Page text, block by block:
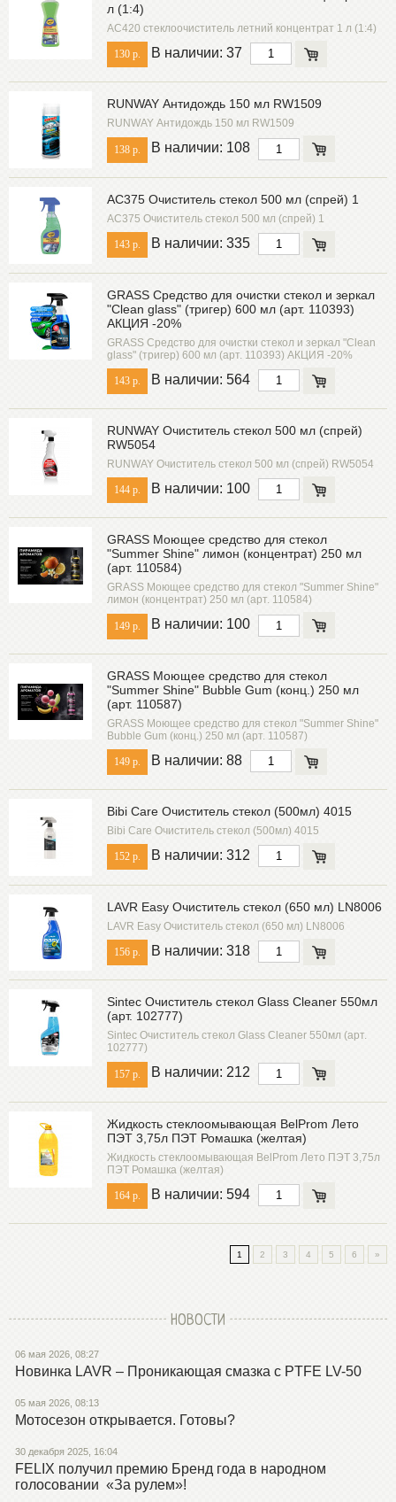
л (1:4)
AC420 стеклоочиститель летний концентрат 1 л (1:4)
130 р. В наличии: 37
RUNWAY Антидождь 150 мл RW1509
RUNWAY Антидождь 150 мл RW1509
138 р. В наличии: 108
AC375 Очиститель стекол 500 мл (спрей) 1
AC375 Очиститель стекол 500 мл (спрей) 1
143 р. В наличии: 335
GRASS Средство для очистки стекол и зеркал
"Clean glass" (тригер) 600 мл (арт. 110393)
АКЦИЯ -20%
GRASS Средство для очистки стекол и зеркал "Clean
glass" (тригер) 600 мл (арт. 110393) АКЦИЯ -20%
143 р. В наличии: 564
RUNWAY Очиститель стекол 500 мл (спрей)
RW5054
RUNWAY Очиститель стекол 500 мл (спрей) RW5054
144 р. В наличии: 100
GRASS Моющее средство для стекол
"Summer Shine" лимон (концентрат) 250 мл
(арт. 110584)
GRASS Моющее средство для стекол "Summer Shine"
лимон (концентрат) 250 мл (арт. 110584)
149 р. В наличии: 100
GRASS Моющее средство для стекол
"Summer Shine" Bubble Gum (конц.) 250 мл
(арт. 110587)
GRASS Моющее средство для стекол "Summer Shine"
Bubble Gum (конц.) 250 мл (арт. 110587)
149 р. В наличии: 88
Bibi Care Очиститель стекол (500мл) 4015
Bibi Care Очиститель стекол (500мл) 4015
152 р. В наличии: 312
LAVR Easy Очиститель стекол (650 мл) LN8006
LAVR Easy Очиститель стекол (650 мл) LN8006
156 р. В наличии: 318
Sintec Очиститель стекол Glass Cleaner 550мл
(арт. 102777)
Sintec Очиститель стекол Glass Cleaner 550мл (арт.
102777)
157 р. В наличии: 212
Жидкость стеклоомывающая BelProm Лето
ПЭТ 3,75л ПЭТ Ромашка (желтая)
Жидкость стеклоомывающая BelProm Лето ПЭТ 3,75л
ПЭТ Ромашка (желтая)
164 р. В наличии: 594
1 2 3 4 5 6 »
НОВОСТИ
06 мая 2026, 08:27
Новинка LAVR – Проникающая смазка с PTFE LV-50
05 мая 2026, 08:13
Мотосезон открывается. Готовы?
30 декабря 2025, 16:04
FELIX получил премию Бренд года в народном
голосовании «За рулем»!